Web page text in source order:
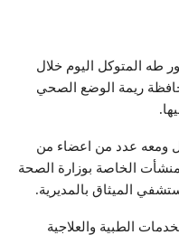
طه المتوكل اليوم خلال
ريمة الوضع الصحي
ومعه عدد من اعضاء من
الخاصة بوزارة الصحة
الميثاق بالمديرية.
الطبية والعلاجية